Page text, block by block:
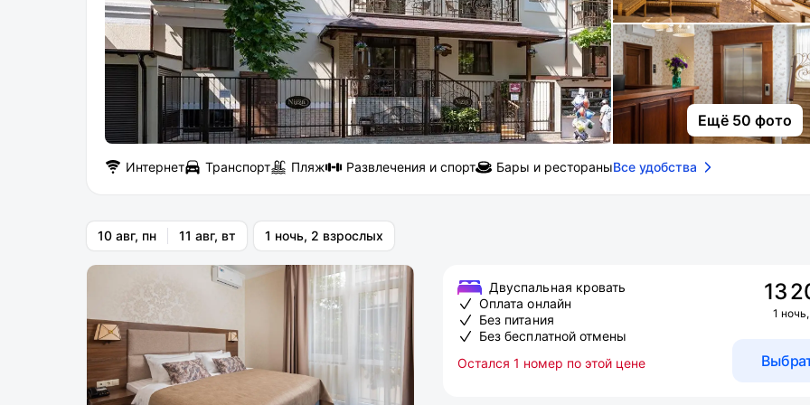
Ещё 50 фото
Интернет Транспорт Пляж Развлечения и спорт Бары и рестораныВсе удобства
10 авг, пн 11 авг, вт 1 ночь, 2 взрослых
Двуспальная кровать
Оплата онлайн
Без питания
Без бесплатной отмены
Остался 1 номер по этой цене
13
1